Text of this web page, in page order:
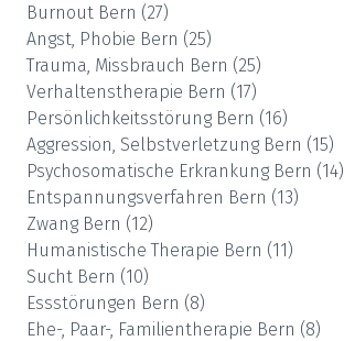
Burnout Bern (27)
Angst, Phobie Bern (25)
Trauma, Missbrauch Bern (25)
Verhaltenstherapie Bern (17)
Persönlichkeitsstörung Bern (16)
Aggression, Selbstverletzung Bern (15)
Psychosomatische Erkrankung Bern (14)
Entspannungsverfahren Bern (13)
Zwang Bern (12)
Humanistische Therapie Bern (11)
Sucht Bern (10)
Essstörungen Bern (8)
Ehe-, Paar-, Familientherapie Bern (8)